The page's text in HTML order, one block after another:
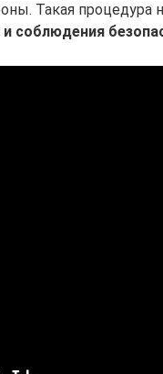
Такая процедура
соблюдения